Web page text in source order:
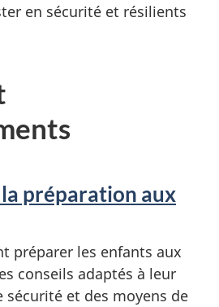
en sécurité et résilients
préparation aux
préparer les enfants aux
conseils adaptés à leur
sécurité et des moyens de